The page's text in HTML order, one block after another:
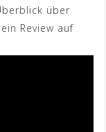
über
Review auf